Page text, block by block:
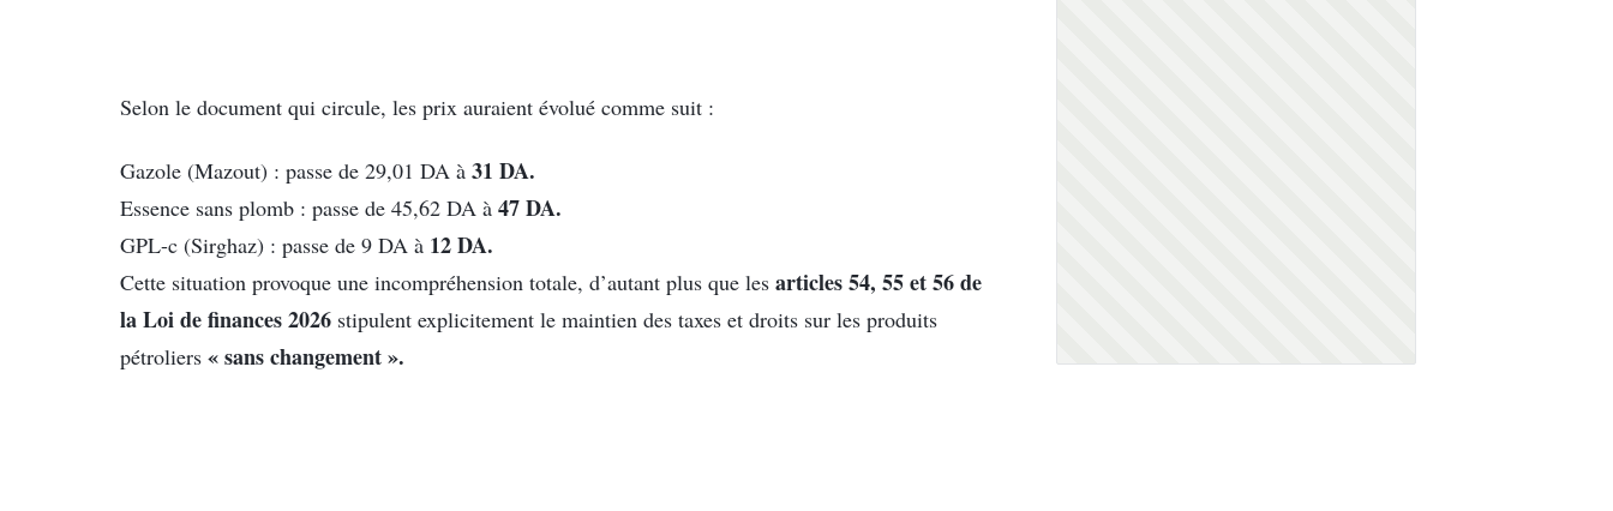
Selon le document qui circule, les prix auraient évolué comme suit :
Gazole (Mazout) : passe de 29,01 DA à 31 DA.
Essence sans plomb : passe de 45,62 DA à 47 DA.
GPL-c (Sirghaz) : passe de 9 DA à 12 DA.
Cette situation provoque une incompréhension totale, d’autant plus que les articles 54, 55 et 56 de
la Loi de finances 2026 stipulent explicitement le maintien des taxes et droits sur les produits
pétroliers « sans changement ».